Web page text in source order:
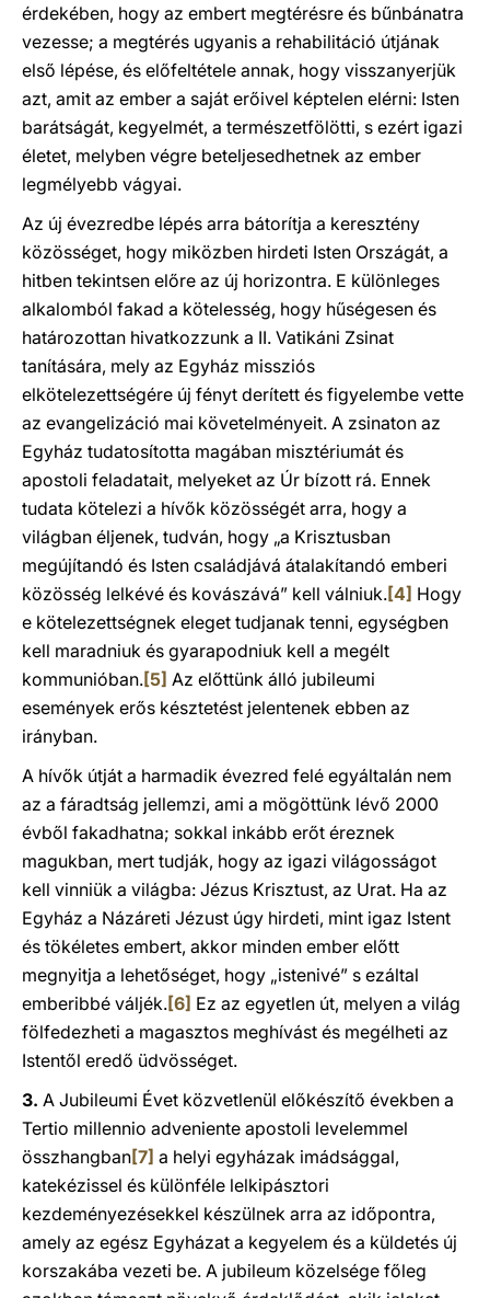
érdekében, hogy az embert megtérésre és bűnbánatra
vezesse; a megtérés ugyanis a rehabilitáció útjának
első lépése, és előfeltétele annak, hogy visszanyerjük
azt, amit az ember a saját erőivel képtelen elérni: Isten
barátságát, kegyelmét, a természetfölötti, s ezért igazi
életet, melyben végre beteljesedhetnek az ember
legmélyebb vágyai.
Az új évezredbe lépés arra bátorítja a keresztény
közösséget, hogy miközben hirdeti Isten Országát, a
hitben tekintsen előre az új horizontra. E különleges
alkalomból fakad a kötelesség, hogy hűségesen és
határozottan hivatkozzunk a II. Vatikáni Zsinat
tanítására, mely az Egyház missziós
elkötelezettségére új fényt derített és figyelembe vette
az evangelizáció mai követelményeit. A zsinaton az
Egyház tudatosította magában misztériumát és
apostoli feladatait, melyeket az Úr bízott rá. Ennek
tudata kötelezi a hívők közösségét arra, hogy a
világban éljenek, tudván, hogy „a Krisztusban
megújítandó és Isten családjává átalakítandó emberi
közösség lelkévé és kovászává” kell válniuk.[4] Hogy
e kötelezettségnek eleget tudjanak tenni, egységben
kell maradniuk és gyarapodniuk kell a megélt
kommunióban.[5] Az előttünk álló jubileumi
események erős késztetést jelentenek ebben az
irányban.
A hívők útját a harmadik évezred felé egyáltalán nem
az a fáradtság jellemzi, ami a mögöttünk lévő 2000
évből fakadhatna; sokkal inkább erőt éreznek
magukban, mert tudják, hogy az igazi világosságot
kell vinniük a világba: Jézus Krisztust, az Urat. Ha az
Egyház a Názáreti Jézust úgy hirdeti, mint igaz Istent
és tökéletes embert, akkor minden ember előtt
megnyitja a lehetőséget, hogy „istenivé” s ezáltal
emberibbé váljék.[6] Ez az egyetlen út, melyen a világ
fölfedezheti a magasztos meghívást és megélheti az
Istentől eredő üdvösséget.
3. A Jubileumi Évet közvetlenül előkészítő években a
Tertio millennio adveniente apostoli levelemmel
összhangban[7] a helyi egyházak imádsággal,
katekézissel és különféle lelkipásztori
kezdeményezésekkel készülnek arra az időpontra,
amely az egész Egyházat a kegyelem és a küldetés új
korszakába vezeti be. A jubileum közelsége főleg